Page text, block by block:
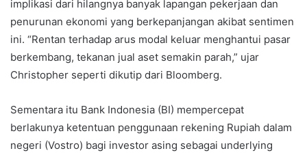
implikasi dari hilangnya banyak lapangan pekerjaan dan
penurunan ekonomi yang berkepanjangan akibat sentimen
ini. “Rentan terhadap arus modal keluar menghantui pasar
berkembang, tekanan jual aset semakin parah,” ujar
Christopher seperti dikutip dari Bloomberg.
Sementara itu Bank Indonesia (BI) mempercepat
berlakunya ketentuan penggunaan rekening Rupiah dalam
negeri (Vostro) bagi investor asing sebagai underlying